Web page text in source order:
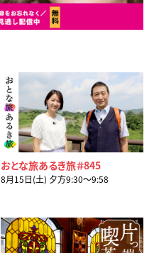
おとな旅あるき旅＃845
8月15日(土) 夕方9:30〜9:58